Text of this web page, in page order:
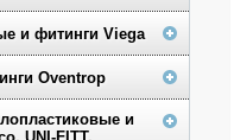
и фитинги Viega
Oventrop
и